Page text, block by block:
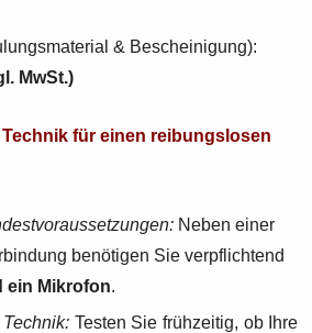
& Bescheinigung):
MwSt.)
für einen reibungslosen
Neben einer
benötigen Sie verpflichtend
ein Mikrofon.
Testen Sie frühzeitig, ob Ihre